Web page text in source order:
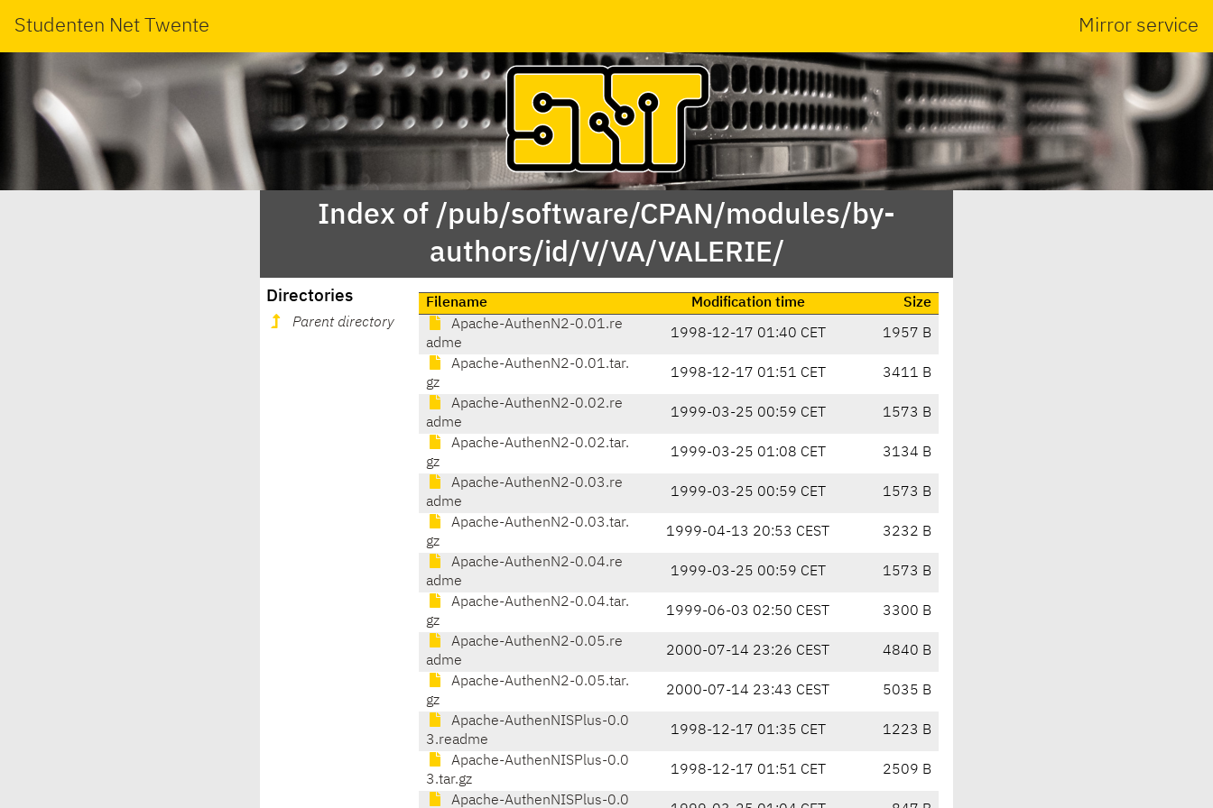
Studenten Net Twente Mirror service
Index of /pub/software/CPAN/modules/by-
authors/id/V/VA/VALERIE/
Directories
Parent directory
Filename Modification time
Size
Apache-AuthenN2-0.01.re
adme
1998-12-17 01:40 CET 1957 B
Apache-AuthenN2-0.01.tar.
gz
1998-12-17 01:51 CET 3411 B
Apache-AuthenN2-0.02.re
adme
1999-03-25 00:59 CET 1573 B
Apache-AuthenN2-0.02.tar.
gz
1999-03-25 01:08 CET 3134 B
Apache-AuthenN2-0.03.re
adme
1999-03-25 00:59 CET 1573 B
Apache-AuthenN2-0.03.tar.
gz
1999-04-13 20:53 CEST 3232 B
Apache-AuthenN2-0.04.re
adme
1999-03-25 00:59 CET 1573 B
Apache-AuthenN2-0.04.tar.
gz
1999-06-03 02:50 CEST 3300 B
Apache-AuthenN2-0.05.re
adme
2000-07-14 23:26 CEST 4840 B
Apache-AuthenN2-0.05.tar.
gz
2000-07-14 23:43 CEST 5035 B
Apache-AuthenNISPlus-0.0
3.readme
1998-12-17 01:35 CET 1223 B
Apache-AuthenNISPlus-0.0
3.tar.gz
1998-12-17 01:51 CET 2509 B
Apache-AuthenNISPlus-0.0